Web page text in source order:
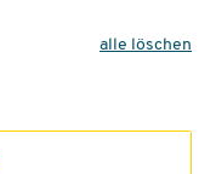
alle löschen